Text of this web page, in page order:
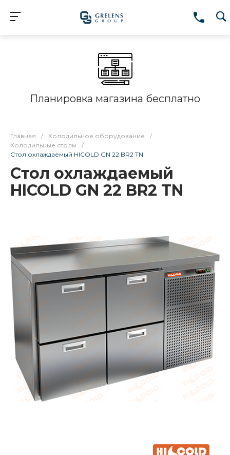
Планировка магазина бесплатно
Главная / Холодильное оборудование
/
Холодильные столы
/
Стол охлаждаемый HICOLD GN 22 BR2 TN
Стол охлаждаемый
HICOLD GN 22 BR2 TN